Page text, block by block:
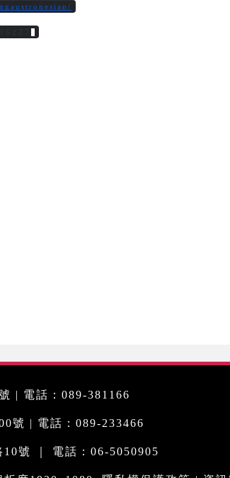
| 電話：089-381166
號 | 電話：089-233466
號 ｜ 電話：06-5050905